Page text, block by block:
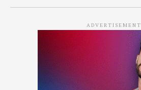
ADVERTISEMENT